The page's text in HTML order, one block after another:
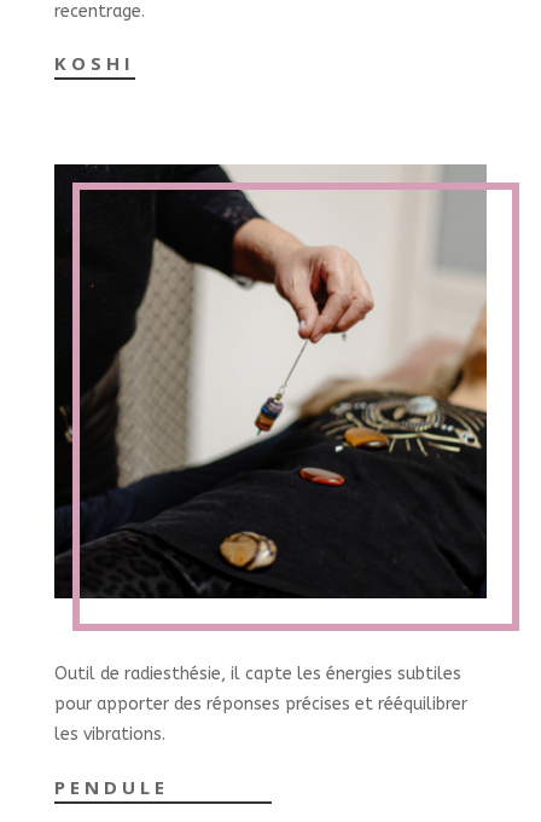
recentrage.
KOSHI
Outil de radiesthésie, il capte les énergies subtiles
pour apporter des réponses précises et rééquilibrer
les vibrations.
PENDULE